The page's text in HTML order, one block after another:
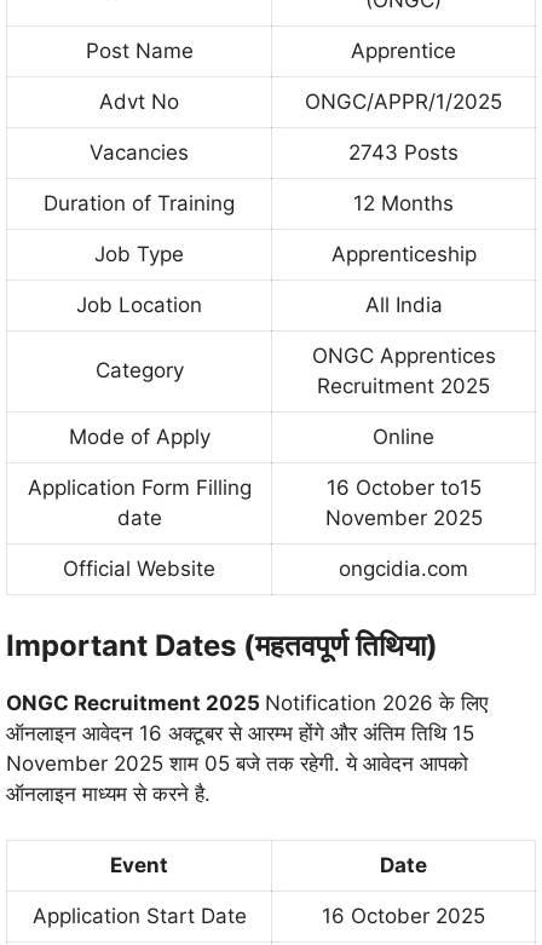
Post Name Apprentice
Advt No ONGC/APPR/1/2025
Vacancies 2743 Posts
Duration of Training 12 Months
Job Type Apprenticeship
Job Location All India
Category
ONGC Apprentices
Recruitment 2025
Mode of Apply Online
Application Form Filling
date
16 October to15
November 2025
Official Website ongcidia.com
Important Dates (महतवपूर्ण तिथिया)
ONGC Recruitment 2025 Notification 2026 के लिए
ऑनलाइन आवेदन 16 अक्टूबर से आरम्भ होंगे और अंतिम तिथि 15
November 2025 शाम 05 बजे तक रहेगी. ये आवेदन आपको
ऑनलाइन माध्यम से करने है.
Event Date
Application Start Date 16 October 2025